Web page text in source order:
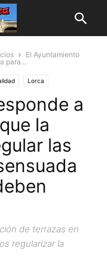
El Ayuntamiento
para...
Lorca
a
la
las
de terrazas en
regularizar la